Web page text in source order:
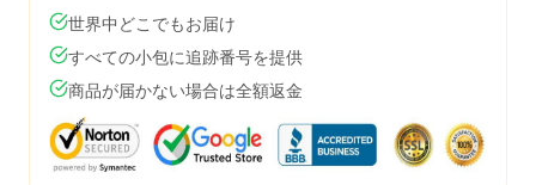
世界中どこでもお届け
すべての小包に追跡番号を提供
商品が届かない場合は全額返金